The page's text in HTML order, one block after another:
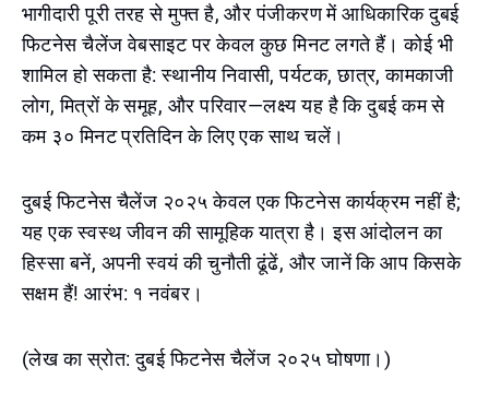
भागीदारी पूरी तरह से मुफ्त है, और पंजीकरण में आधिकारिक दुबई
फिटनेस चैलेंज वेबसाइट पर केवल कुछ मिनट लगते हैं। कोई भी
शामिल हो सकता है: स्थानीय निवासी, पर्यटक, छात्र, कामकाजी
लोग, मित्रों के समूह, और परिवार—लक्ष्य यह है कि दुबई कम से
कम ३० मिनट प्रतिदिन के लिए एक साथ चलें।
दुबई फिटनेस चैलेंज २०२५ केवल एक फिटनेस कार्यक्रम नहीं है;
यह एक स्वस्थ जीवन की सामूहिक यात्रा है। इस आंदोलन का
हिस्सा बनें, अपनी स्वयं की चुनौती ढूंढें, और जानें कि आप किसके
सक्षम हैं! आरंभ: १ नवंबर।
(लेख का स्रोत: दुबई फिटनेस चैलेंज २०२५ घोषणा।)